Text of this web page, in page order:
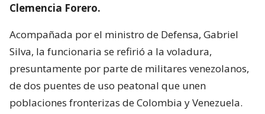
Clemencia Forero.
Acompañada por el ministro de Defensa, Gabriel
Silva, la funcionaria se refirió a la voladura,
presuntamente por parte de militares venezolanos,
de dos puentes de uso peatonal que unen
poblaciones fronterizas de Colombia y Venezuela.